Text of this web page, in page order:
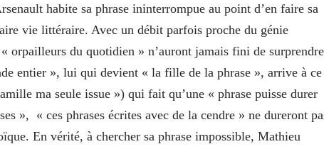
habite sa phrase ininterrompue au point d’en faire sa
vie littéraire. Avec un débit parfois proche du génie
orpailleurs du quotidien » n’auront jamais fini de
entier », lui qui devient « la fille de la phrase », arrive à ce
ma seule issue ») qui fait qu’une « phrase puisse durer
», « ces phrases écrites avec de la cendre » ne dureront
En vérité, à chercher sa phrase impossible, Mathieu